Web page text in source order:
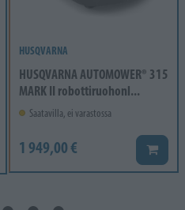
koriin
HUSQVARNA
HUSQVARNA AUTOMOWER® 315
MARK II robottiruohonl...
Saatavilla, ei varastossa
1 949,00 € Lisää